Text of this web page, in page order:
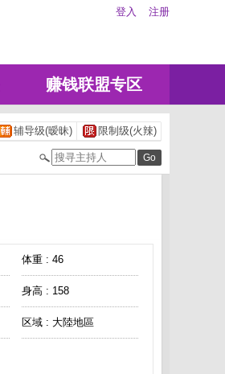
登入 注册
赚钱联盟专区
辅导级(暧昧) 限制级(火辣)
体重 : 46
身高 : 158
区域 : 大陸地區